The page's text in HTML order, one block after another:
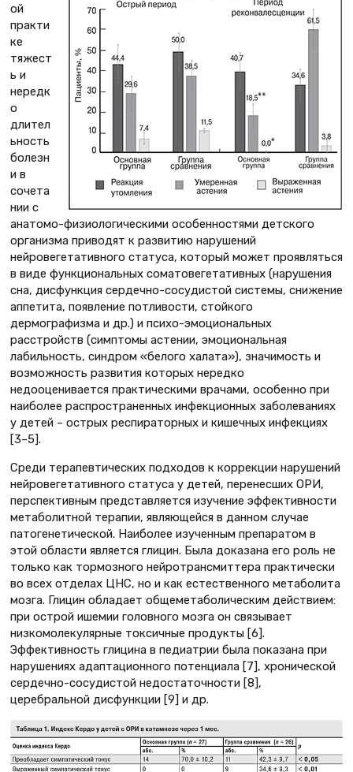
ой
практи
ке
тяжест
ь и
нередк
о
длител
ьность
болезн
и в
сочета
нии с
анатомо-физиологическими особенностями детского
организма приводят к развитию нарушений
нейровегетативного статуса, который может проявляться
в виде функциональных соматовегетативных (нарушения
сна, дисфункция сердечно-сосудистой системы, снижение
аппетита, появление потливости, стойкого
дермографизма и др.) и психо-эмоциональных
расстройств (симптомы астении, эмоциональная
лабильность, синдром «белого халата»), значимость и
возможность развития которых нередко
недооценивается практическими врачами, особенно при
наиболее распространенных инфекционных заболеваниях
у детей – острых респираторных и кишечных инфекциях
[3–5].
Среди терапевтических подходов к коррекции нарушений
нейровегетативного статуса у детей, перенесших ОРИ,
перспективным представляется изучение эффективности
метаболитной терапии, являющейся в данном случае
патогенетической. Наиболее изученным препаратом в
этой области является глицин. Была доказана его роль не
только как тормозного нейротрансмиттера практически
во всех отделах ЦНС, но и как естественного метаболита
мозга. Глицин обладает общеметаболическим действием:
при острой ишемии головного мозга он связывает
низкомолекулярные токсичные продукты [6].
Эффективность глицина в педиатрии была показана при
нарушениях адаптационного потенциала [7], хронической
сердечно-сосудистой недостаточности [8],
церебральной дисфункции [9] и др.